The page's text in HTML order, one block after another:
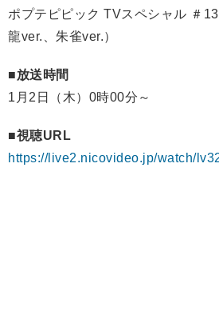
ポプテピピック TVスペシャル ＃
龍ver.、朱雀ver.）
■放送時間
1月2日（木）0時00分～
■視聴URL
https://live2.nicovideo.jp/watch/